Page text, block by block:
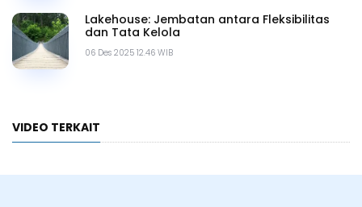
06 Des 2025 12.46 WIB
Lakehouse: Jembatan antara Fleksibilitas
dan Tata Kelola
VIDEO TERKAIT